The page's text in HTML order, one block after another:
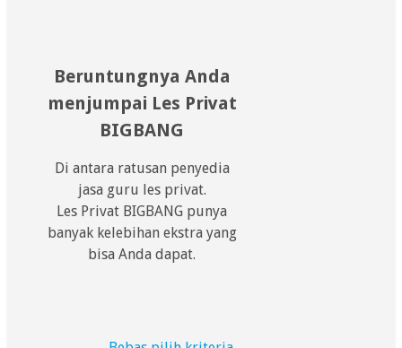
Beruntungnya Anda
menjumpai Les Privat
BIGBANG
Di antara ratusan penyedia
jasa guru les privat.
Les Privat BIGBANG punya
banyak kelebihan ekstra yang
bisa Anda dapat.